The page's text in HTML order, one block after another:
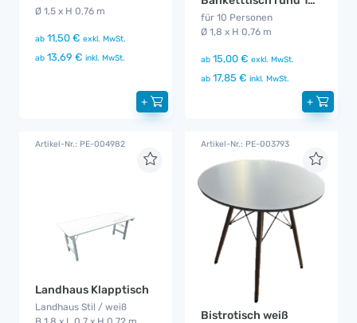
Ø 1,5 x H 0,76 m
ab 11,50 € exkl. MwSt.
ab 13,69 € inkl. MwSt.
+
für 10 Personen
Ø 1,8 x H 0,76 m
ab 15,00 € exkl. MwSt.
ab 17,85 € inkl. MwSt.
+
Artikel-Nr.: PE-004982
Landhaus Klapptisch
Landhaus Stil / weiß
Artikel-Nr.: PE-003793
Bistrotisch weiß